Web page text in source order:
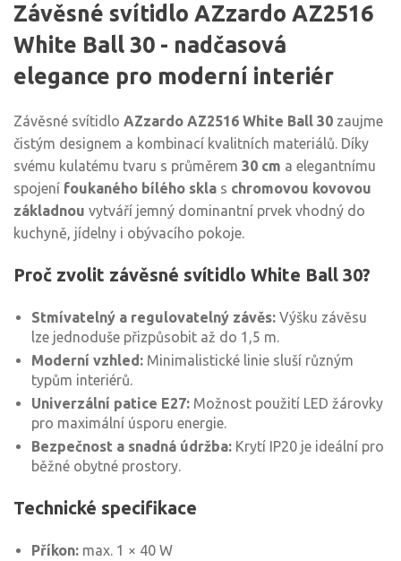
Závěsné svítidlo AZzardo AZ2516
White Ball 30 - nadčasová
elegance pro moderní interiér
Závěsné svítidlo AZzardo AZ2516 White Ball 30 zaujme
čistým designem a kombinací kvalitních materiálů. Díky
svému kulatému tvaru s průměrem 30 cm a elegantnímu
spojení foukaného bílého skla s chromovou kovovou
základnou vytváří jemný dominantní prvek vhodný do
kuchyně, jídelny i obývacího pokoje.
Proč zvolit závěsné svítidlo White Ball 30?
Stmívatelný a regulovatelný závěs: Výšku závěsu
lze jednoduše přizpůsobit až do 1,5 m.
Moderní vzhled: Minimalistické linie sluší různým
typům interiérů.
Univerzální patice E27: Možnost použití LED žárovky
pro maximální úsporu energie.
Bezpečnost a snadná údržba: Krytí IP20 je ideální pro
běžné obytné prostory.
Technické specifikace
Příkon: max. 1 × 40 W